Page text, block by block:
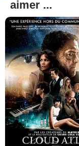
aimer ...